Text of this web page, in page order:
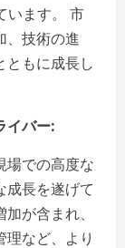
います。 市
、技術の進
ともに成長し
イバー:
場での高度な
成長を遂げて
が含まれ、
など、より